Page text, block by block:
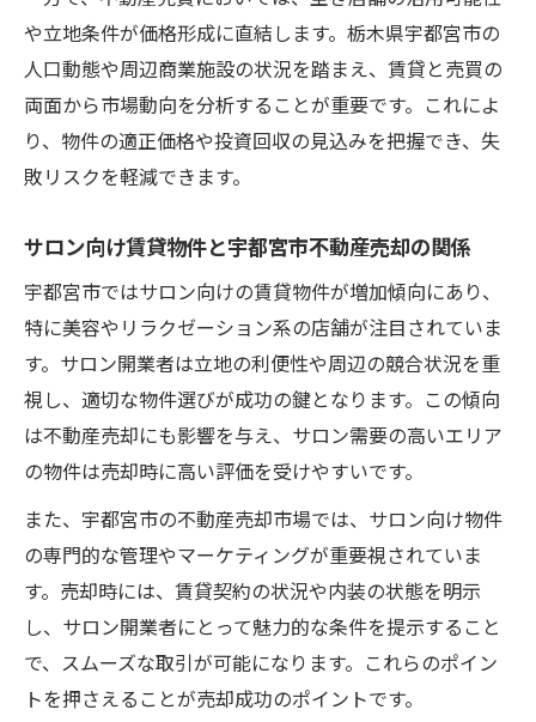
や立地条件が価格形成に直結します。栃木県宇都宮市の
人口動態や周辺商業施設の状況を踏まえ、賃貸と売買の
両面から市場動向を分析することが重要です。これによ
り、物件の適正価格や投資回収の見込みを把握でき、失
敗リスクを軽減できます。
サロン向け賃貸物件と宇都宮市不動産売却の関係
宇都宮市ではサロン向けの賃貸物件が増加傾向にあり、
特に美容やリラクゼーション系の店舗が注目されていま
す。サロン開業者は立地の利便性や周辺の競合状況を重
視し、適切な物件選びが成功の鍵となります。この傾向
は不動産売却にも影響を与え、サロン需要の高いエリア
の物件は売却時に高い評価を受けやすいです。
また、宇都宮市の不動産売却市場では、サロン向け物件
の専門的な管理やマーケティングが重要視されていま
す。売却時には、賃貸契約の状況や内装の状態を明示
し、サロン開業者にとって魅力的な条件を提示すること
で、スムーズな取引が可能になります。これらのポイン
トを押さえることが売却成功のポイントです。